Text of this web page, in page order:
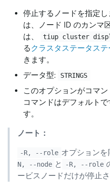
停止するノードを指定
は、ノード ID のカンマ
は、
tiup cluster
る クラスタステータス
きます。
データ型:
STRINGS
このオプションがコマン
コマンドはデフォルト
す。
ノート：
-R, --role オプションを
N, --node と -R, --role
ービスノードだけが停止さ